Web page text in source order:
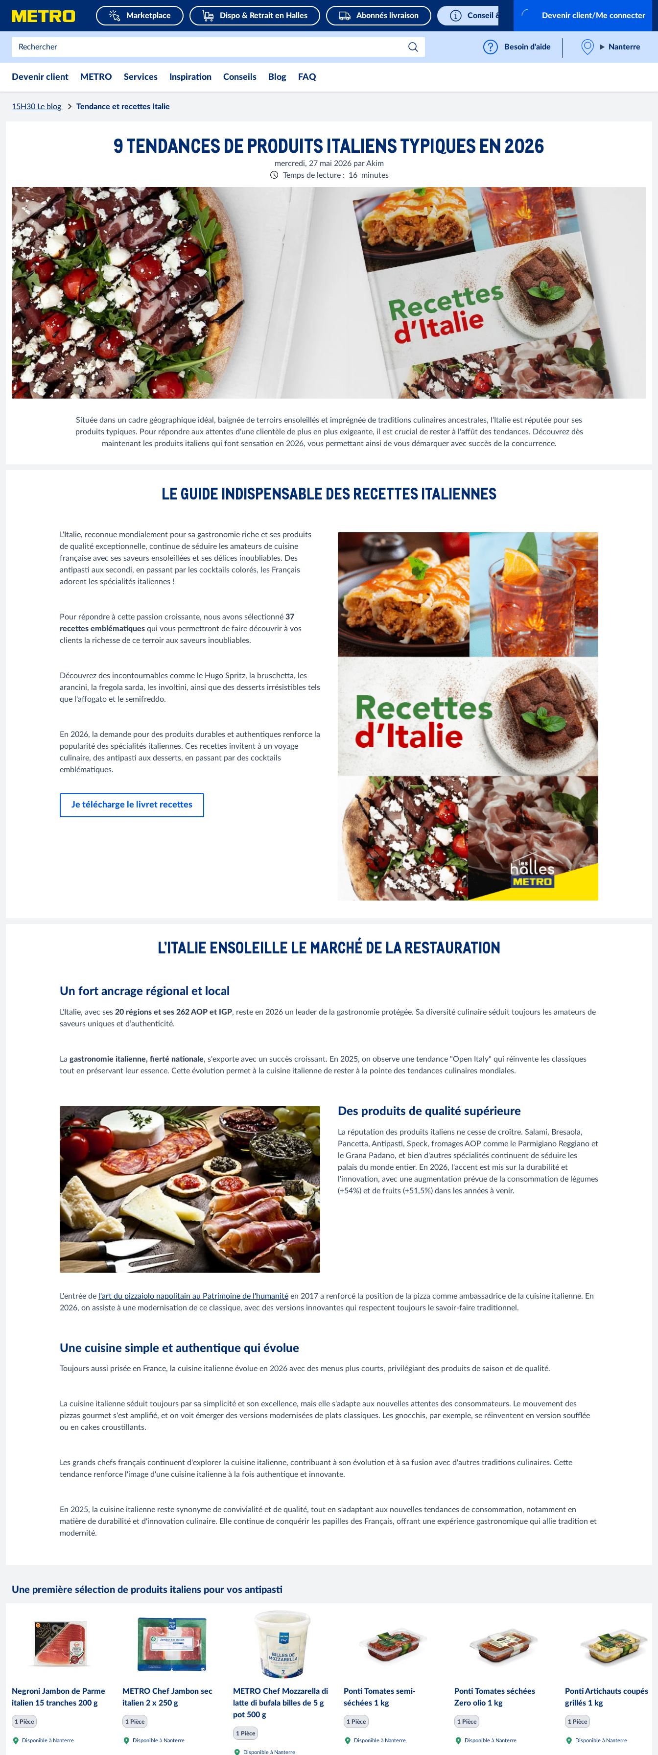
Marketplace Dispo & Retrait en Halles Abonnés livraison Conseil & Service Devenir client/Me connecter
Besoin d'aide Nanterre
Devenir client METRO Services Inspiration Conseils Blog FAQ
15H30 Le blog Tendance et recettes Italie
9 TENDANCES DE PRODUITS ITALIENS TYPIQUES EN 2026
mercredi, 27 mai 2026 par Akim
Temps de lecture : 16 minutes
Située dans un cadre géographique idéal, baignée de terroirs ensoleillés et imprégnée de traditions culinaires ancestrales, l’Italie est réputée pour ses
produits typiques. Pour répondre aux attentes d'une clientèle de plus en plus exigeante, il est crucial de rester à l'affût des tendances. Découvrez dès
maintenant les produits italiens qui font sensation en 2026, vous permettant ainsi de vous démarquer avec succès de la concurrence.
LE GUIDE INDISPENSABLE DES RECETTES ITALIENNES
L'Italie, reconnue mondialement pour sa gastronomie riche et ses produits
de qualité exceptionnelle, continue de séduire les amateurs de cuisine
française avec ses saveurs ensoleillées et ses délices inoubliables. Des
antipasti aux secondi, en passant par les cocktails colorés, les Français
adorent les spécialités italiennes !
Pour répondre à cette passion croissante, nous avons sélectionné 37
recettes emblématiques qui vous permettront de faire découvrir à vos
clients la richesse de ce terroir aux saveurs inoubliables.
Découvrez des incontournables comme le Hugo Spritz, la bruschetta, les
arancini, la fregola sarda, les involtini, ainsi que des desserts irrésistibles tels
que l'affogato et le semifreddo.
En 2026, la demande pour des produits durables et authentiques renforce la
popularité des spécialités italiennes. Ces recettes invitent à un voyage
culinaire, des antipasti aux desserts, en passant par des cocktails
emblématiques.
Je télécharge le livret recettes
L’ITALIE ENSOLEILLE LE MARCHÉ DE LA RESTAURATION
Un fort ancrage régional et local
L’Italie, avec ses 20 régions et ses 262 AOP et IGP, reste en 2026 un leader de la gastronomie protégée. Sa diversité culinaire séduit toujours les amateurs de
saveurs uniques et d’authenticité.
La gastronomie italienne, fierté nationale, s'exporte avec un succès croissant. En 2025, on observe une tendance "Open Italy" qui réinvente les classiques
tout en préservant leur essence. Cette évolution permet à la cuisine italienne de rester à la pointe des tendances culinaires mondiales.
Des produits de qualité supérieure
La réputation des produits italiens ne cesse de croître. Salami, Bresaola,
Pancetta, Antipasti, Speck, fromages AOP comme le Parmigiano Reggiano et
le Grana Padano, et bien d'autres spécialités continuent de séduire les
palais du monde entier. En 2026, l'accent est mis sur la durabilité et
l'innovation, avec une augmentation prévue de la consommation de légumes
(+54%) et de fruits (+51,5%) dans les années à venir.
L'entrée de l'art du pizzaiolo napolitain au Patrimoine de l'humanité en 2017 a renforcé la position de la pizza comme ambassadrice de la cuisine italienne. En
2026, on assiste à une modernisation de ce classique, avec des versions innovantes qui respectent toujours le savoir-faire traditionnel.
Une cuisine simple et authentique qui évolue
Toujours aussi prisée en France, la cuisine italienne évolue en 2026 avec des menus plus courts, privilégiant des produits de saison et de qualité.
La cuisine italienne séduit toujours par sa simplicité et son excellence, mais elle s'adapte aux nouvelles attentes des consommateurs. Le mouvement des
pizzas gourmet s'est amplifié, et on voit émerger des versions modernisées de plats classiques. Les gnocchis, par exemple, se réinventent en version soufflée
ou en cakes croustillants.
Les grands chefs français continuent d'explorer la cuisine italienne, contribuant à son évolution et à sa fusion avec d'autres traditions culinaires. Cette
tendance renforce l'image d'une cuisine italienne à la fois authentique et innovante.
En 2025, la cuisine italienne reste synonyme de convivialité et de qualité, tout en s'adaptant aux nouvelles tendances de consommation, notamment en
matière de durabilité et d'innovation culinaire. Elle continue de conquérir les papilles des Français, offrant une expérience gastronomique qui allie tradition et
modernité.
Une première sélection de produits italiens pour vos antipasti
Negroni Jambon de Parme
italien 15 tranches 200 g
1 Pièce
Disponible à Nanterre
METRO Chef Jambon sec
italien 2 x 250 g
1 Pièce
Disponible à Nanterre
METRO Chef Mozzarella di
latte di bufala billes de 5 g
pot 500 g
1 Pièce
Disponible à Nanterre
Ponti Tomates semi-
séchées 1 kg
1 Pièce
Disponible à Nanterre
Ponti Tomates séchées
Zero olio 1 kg
1 Pièce
Disponible à Nanterre
Ponti Artichauts coupés
grillés 1 kg
1 Pièce
Disponible à Nanterre